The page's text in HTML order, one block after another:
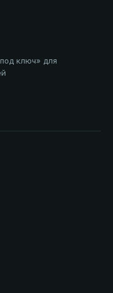
ключ» для